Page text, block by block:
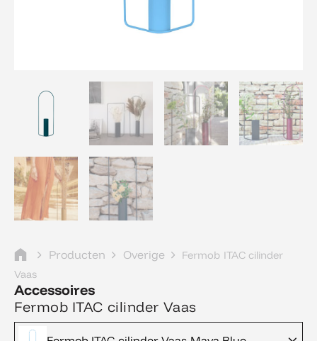
Producten Overige
Fermob ITAC cilinder
Vaas
Accessoires
Fermob ITAC cilinder Vaas